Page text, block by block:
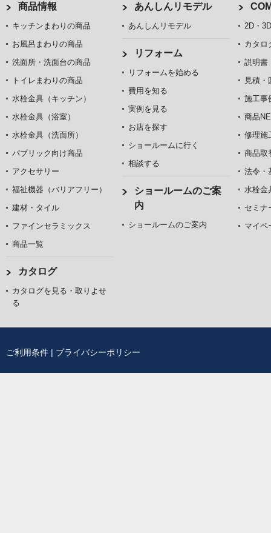
商品情報
キッチンまわりの商品
お風呂まわりの商品
洗面所・洗面台の商品
トイレまわりの商品
水栓金具（キッチン）
水栓金具（浴室）
水栓金具（洗面所）
パブリック向け商品
アクセサリー
福祉機器（バリアフリー）
建材・タイル
ファインセラミックス
商品一覧
カタログ
カタログを見る・取りよせ
る
あんしんリモデル
あんしんリモデル
リフォーム
リフォームを始める
費用を知る
実例を見る
お店を探す
ショールームに行く
相談する
ショールームのご案
内
ショールームのご案内
2D・
カタロ
説明書
見積・
施工事
商品
修理施
商品取
法令・
水栓金
セミナ
マイペ
ご利用条件 | プライバシーポリシー